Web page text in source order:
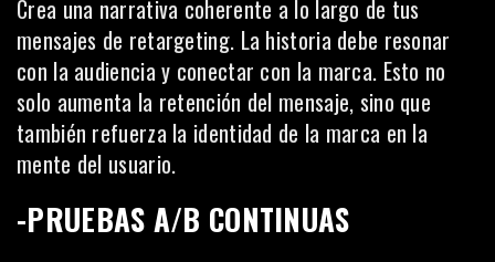
Crea una narrativa coherente a lo largo de tus
mensajes de retargeting. La historia debe resonar
con la audiencia y conectar con la marca. Esto no
solo aumenta la retención del mensaje, sino que
también refuerza la identidad de la marca en la
mente del usuario.
-PRUEBAS A/B CONTINUAS